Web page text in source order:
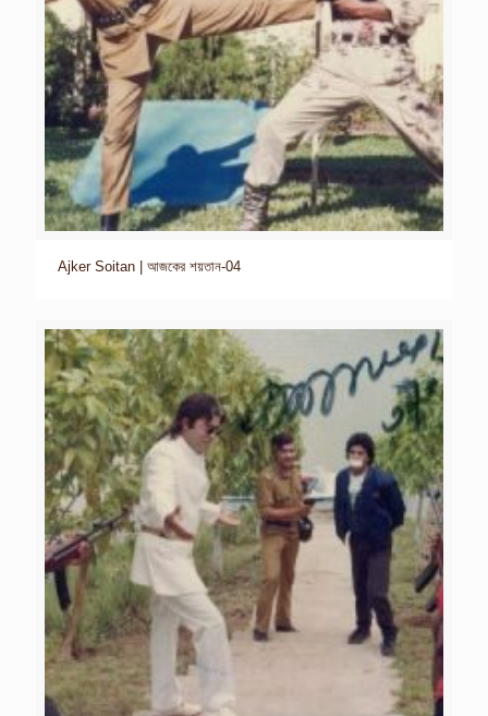
Ajker Soitan | আজকের শয়তান-04